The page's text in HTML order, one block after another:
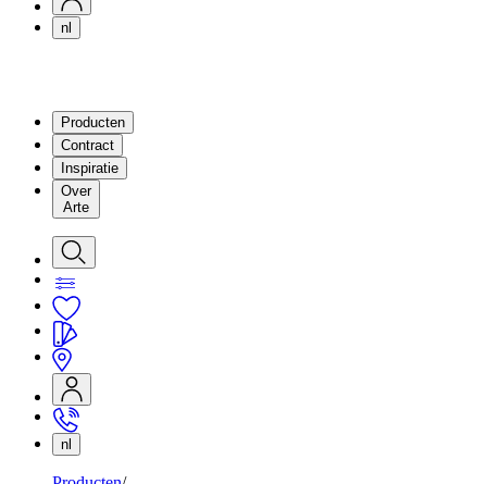
nl
Producten
Contract
Inspiratie
Over
Arte
nl